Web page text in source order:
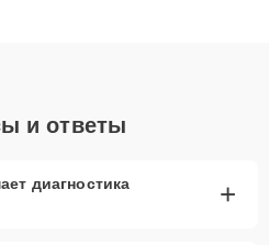
и ответы
диагностика
+